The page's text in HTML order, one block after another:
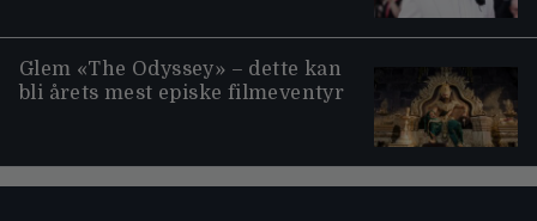
Glem «The Odyssey» – dette kan
bli årets mest episke filmeventyr